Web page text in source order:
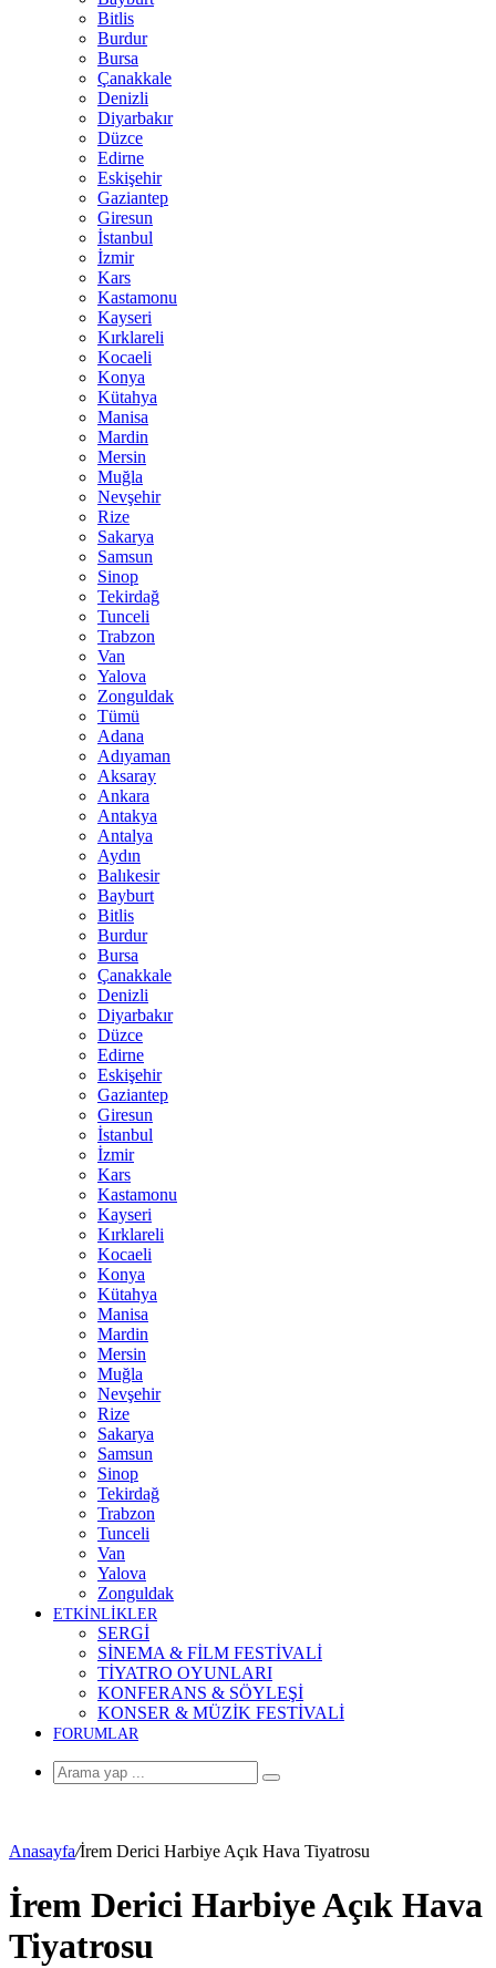
Bitlis
Burdur
Bursa
Çanakkale
Denizli
Diyarbakır
Düzce
Edirne
Eskişehir
Gaziantep
Giresun
İstanbul
İzmir
Kars
Kastamonu
Kayseri
Kırklareli
Kocaeli
Konya
Kütahya
Manisa
Mardin
Mersin
Muğla
Nevşehir
Rize
Sakarya
Samsun
Sinop
Tekirdağ
Tunceli
Trabzon
Van
Yalova
Zonguldak
Tümü
Adana
Adıyaman
Aksaray
Ankara
Antakya
Antalya
Aydın
Balıkesir
Bayburt
Bitlis
Burdur
Bursa
Çanakkale
Denizli
Diyarbakır
Düzce
Edirne
Eskişehir
Gaziantep
Giresun
İstanbul
İzmir
Kars
Kastamonu
Kayseri
Kırklareli
Kocaeli
Konya
Kütahya
Manisa
Mardin
Mersin
Muğla
Nevşehir
Rize
Sakarya
Samsun
Sinop
Tekirdağ
Trabzon
Tunceli
Van
Yalova
Zonguldak
ETKİNLİKLER
SERGİ
SİNEMA & FİLM FESTİVALİ
TİYATRO OYUNLARI
KONFERANS & SÖYLEŞİ
KONSER & MÜZİK FESTİVALİ
FORUMLAR
Arama
Anasayfa/İrem Derici Harbiye Açık Hava Tiyatrosu
İrem Derici Harbiye Açık Hava
Tiyatrosu